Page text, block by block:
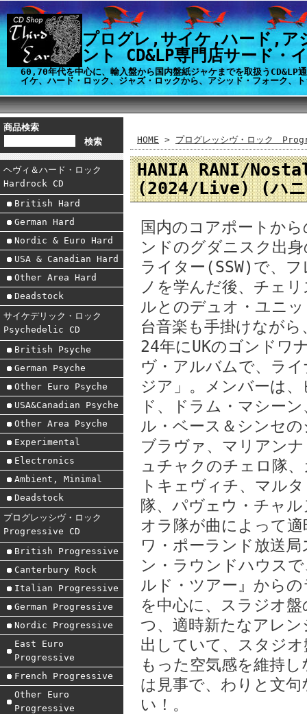
プログレ,サイケ,ハード,ア
ント CD&LP専門店サード・
60,70年代を中心に、輸入盤から国内盤紙ジャケまでを取扱うCD&LP
イケ、ハード・ロック、ジャズ・ロックから、アシッド・フォーク、
商品検索
ヘヴィ＆ハード・ロック
Hardrock CD
British Hard
German Hard
Nordic & Euro Hard
USA & Canadian Hard
Other Area Hard
Deadstock
サイケデリック・ロック
Psychedelic CD
British Psyche
German Psyche
Other Euro Psyche
USA&Canadian Psyche
Other Area Psyche
Experimental
Electronics
Ambient, Minimal
Deadstock
プログレッシヴ・ロック
Progressive CD
British Progressive
Canterbury Rock
Italian Progressive
German Progressive
Nordic Progressive
East Euro
Progressive
French Progressive
Other Euro
Progressive
HOME > プログレッシヴ・ロック
HANIA RANI/
(2024/Live) (ハ
国内のコアポートか
ンドのグダニスク出
ライター(SSW)で、
ノを学んだ後、チェ
ルとのデュオ・ユニ
台音楽も手掛けなが
24年にUKのゴンドワ
ヴ・アルバムで、ラ
ジア」。メンバーは
ド、ドラム・マシー
ル・ベース＆シンセ
ブラヴァ、マリアン
ュチャクのチェロ隊
トキェヴィチ、マル
隊、パヴェウ・チャ
オラ隊が曲によって
ワ・ポーランド放送
ン・ラウンドハウス
ルド・ツアー』から
を中心に、スラジオ
つ、適時新たなアレ
出していて、スタジ
もった空気感を維持
は見事で、わりと文
い！。